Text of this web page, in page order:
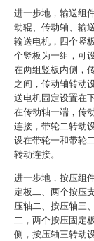
进一步地，输送组
动辊、传动轴、输
输送电机，四个竖
个竖板为一组，可
在两组竖板内侧，
之间，传动轴转动
送电机固定设置在
在传动轴一端，传
连接，带轮二转动
设在带轮一和带轮
转动连接。
进一步地，按压组
定板二、两个按压
压轴二、按压轴三
二，两个按压固定
侧，按压轴三转动